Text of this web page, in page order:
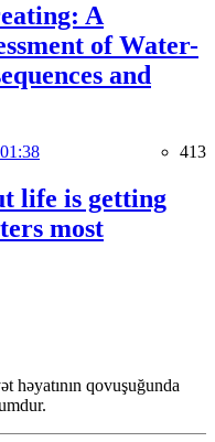
A
of Water-
and
413
life is getting
most
həyatının qovuşuğunda